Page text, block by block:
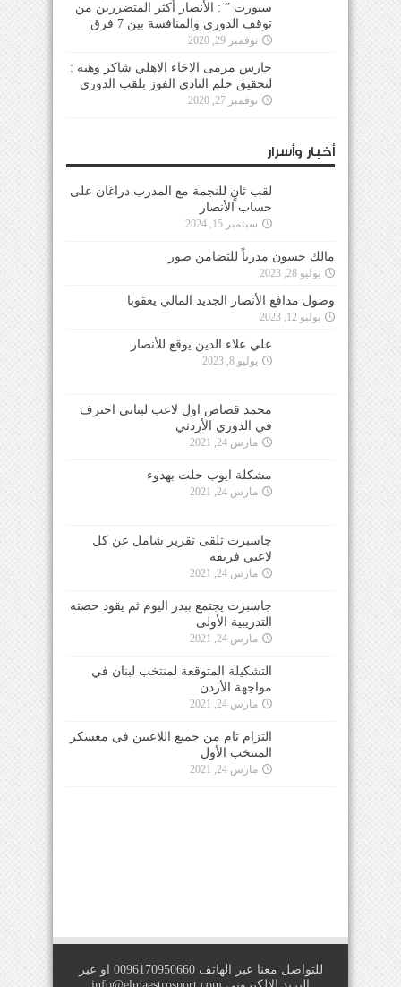
سبورت ” : الأنصار أكثر المتضررين من
توقف الدوري والمنافسة بين 7 فرق
نوفمبر 29, 2020
حارس مرمى الاخاء الاهلي شاكر وهبه :
لتحقيق حلم النادي الفوز بلقب الدوري
نوفمبر 27, 2020
أخبار وأسرار
لقب ثانٍ للنجمة مع المدرب دراغان على
حساب الأنصار
سبتمبر 15, 2024
مالك حسون مدرباً للتضامن صور
يوليو 28, 2023
وصول مدافع الأنصار الجديد المالي يعقوبا
يوليو 12, 2023
علي علاء الدين يوقع للأنصار
يوليو 8, 2023
محمد قصاص اول لاعب لبناني احترف
في الدوري الأردني
مارس 24, 2021
مشكلة ايوب حلت بهدوء
مارس 24, 2021
جاسبرت تلقى تقرير شامل عن كل
لاعبي فريقه
مارس 24, 2021
جاسبرت يجتمع ببدر اليوم ثم يقود حصته
التدريبية الأولى
مارس 24, 2021
التشكيلة المتوقعة لمنتخب لبنان في
مواجهة الأردن
مارس 24, 2021
التزام تام من جميع اللاعبين في معسكر
المنتخب الأول
مارس 24, 2021
للتواصل معنا عبر الهاتف 0096170950660 او عبر